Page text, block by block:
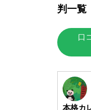
判一覧
口
本格カ